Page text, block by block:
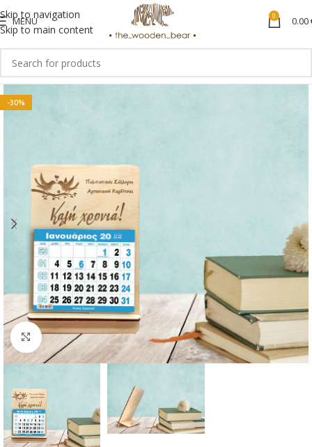
Skip to navigation
Skip to main content
MENU 0 0.00
-30%
Click to enlarge